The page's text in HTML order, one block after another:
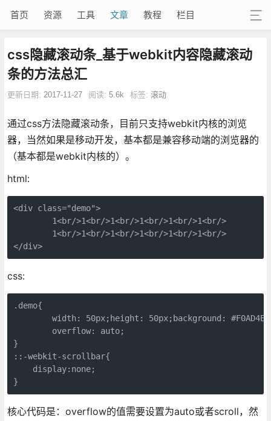
首页 资源 工具 文章 教程 栏目
css隐藏滚动条_基于webkit内容隐藏滚动
条的方法总汇
更新日期: 2017-11-27 阅读: 5.6k 标签: 滚动
通过css方法隐藏滚动条，目前只支持webkit内核的浏览
器，当然如果是移动开发，基本都是兼容移动端的浏览器的
（基本都是webkit内核的）。
html:
<div class="demo">
</div>
css:
.demo{
}
::-webkit-scrollbar{
    display:none;
}
核心代码是：overflow的值需要设置为auto或者scroll，然